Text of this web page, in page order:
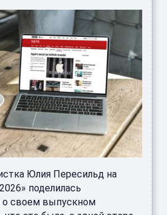
Юлия Пересильд на
поделилась
о своем выпускном